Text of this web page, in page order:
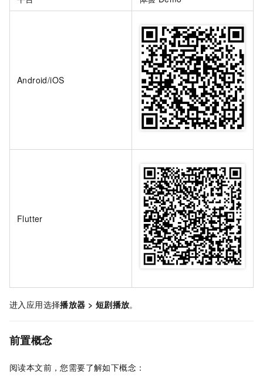
Android/iOS
Flutter
进入应用选择播放器 > 短剧播放。
前置概念
阅读本文前，您需要了解如下概念：